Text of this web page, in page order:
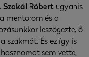
Szakál Róbert ugyanis
mentorom és a
leszögezte, ő
szakmát. És ez így is
sem vette,